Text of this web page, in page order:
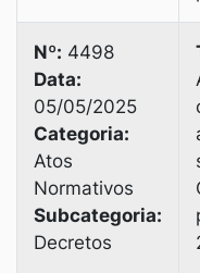
Nº: 4498
Data:
05/05/2025
Categoria:
Atos
Normativos
Subcategoria:
Decretos